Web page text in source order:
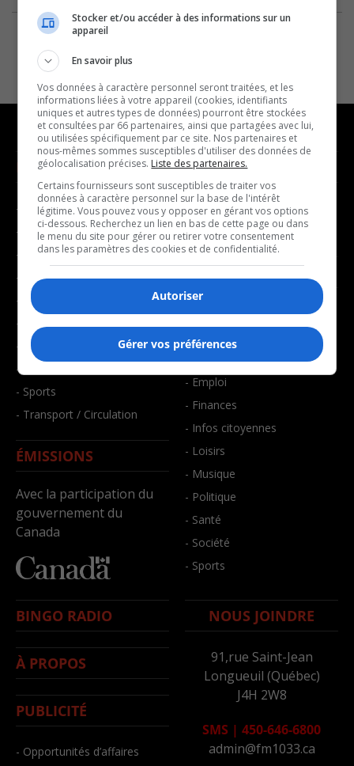
NOUVELLES
- Affaires municipales
- Communauté / Social
- Culture
- Économie
- Éducation
- Environnement
- Faits divers
- Santé et bien-être
- Sports
- Transport / Circulation
ÉMISSIONS
Avec la participation du
gouvernement du
Canada
MUSIQUE
- Décompte franco
- Joué récemment
BALADOS
- Affaires
- Art de vivre
- Bien-être
- Emploi
- Finances
- Infos citoyennes
- Loisirs
- Musique
- Politique
- Santé
- Société
- Sports
BINGO RADIO
À PROPOS
PUBLICITÉ
- Opportunités d’affaires
NOUS JOINDRE
91,rue Saint-Jean
Longueuil (Québec)
J4H 2W8
SMS | 450-646-6800
admin@fm1033.ca
Stocker et/ou accéder à des informations sur un
appareil
En savoir plus
Vos données à caractère personnel seront traitées, et les
informations liées à votre appareil (cookies, identifiants
uniques et autres types de données) pourront être stockées
et consultées par 66 partenaires, ainsi que partagées avec lui,
ou utilisées spécifiquement par ce site. Nos partenaires et
nous-mêmes sommes susceptibles d'utiliser des données de
géolocalisation précises. Liste des partenaires.
Certains fournisseurs sont susceptibles de traiter vos
données à caractère personnel sur la base de l'intérêt
légitime. Vous pouvez vous y opposer en gérant vos options
ci-dessous. Recherchez un lien en bas de cette page ou dans
le menu du site pour gérer ou retirer votre consentement
dans les paramètres des cookies et de confidentialité.
Autoriser
Gérer vos préférences